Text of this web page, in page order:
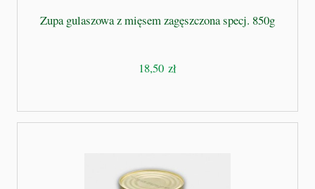
Zupa gulaszowa z mięsem zagęszczona specj. 850g
18,50 zł